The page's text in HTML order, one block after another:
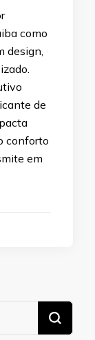
como
design,
de
conforto
em